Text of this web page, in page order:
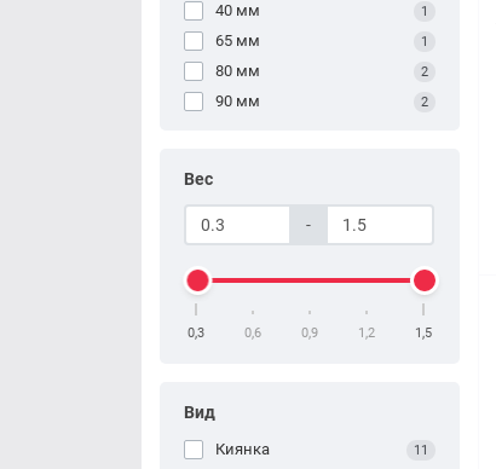
40 мм 1
65 мм 1
80 мм 2
90 мм 2
Вес
-
0,3 0,6 0,9 1,2 1,5
Вид
Киянка 11